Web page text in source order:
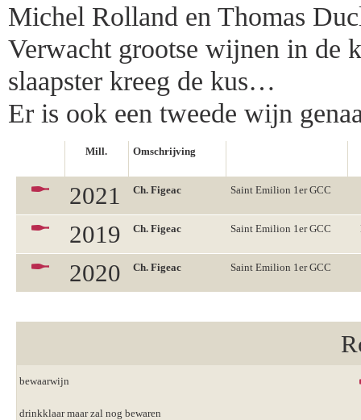
Michel Rolland en Thomas
Verwacht grootse wijnen in de
slaapster kreeg de kus…
Er is ook een tweede wijn
Mill. Omschrijving
2021 Ch. Figeac Saint Emilion 1er GCC
2019 Ch. Figeac Saint Emilion 1er GCC
2020 Ch. Figeac Saint Emilion 1er GCC
bewaarwijn
drinkklaar maar zal nog bewaren